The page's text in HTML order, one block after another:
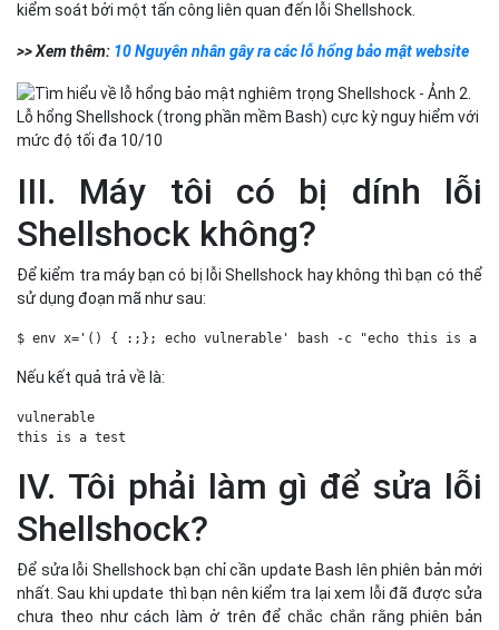
kiểm soát bởi một tấn công liên quan đến lỗi Shellshock.
>> Xem thêm: 10 Nguyên nhân gây ra các lỗ hổng bảo mật website
Lỗ hổng Shellshock (trong phần mềm Bash) cực kỳ nguy hiểm với
mức độ tối đa 10/10
III. Máy tôi có bị dính lỗi
Shellshock không?
Để kiểm tra máy bạn có bị lỗi Shellshock hay không thì bạn có thể
sử dụng đoạn mã như sau:
$ env x='() { :;}; echo vulnerable' bash -c "echo this is a
Nếu kết quả trả về là:
vulnerable
this is a test
IV. Tôi phải làm gì để sửa lỗi
Shellshock?
Để sửa lỗi Shellshock bạn chỉ cần update Bash lên phiên bản mới
nhất. Sau khi update thì bạn nên kiểm tra lại xem lỗi đã được sửa
chưa theo như cách làm ở trên để chắc chắn rằng phiên bản